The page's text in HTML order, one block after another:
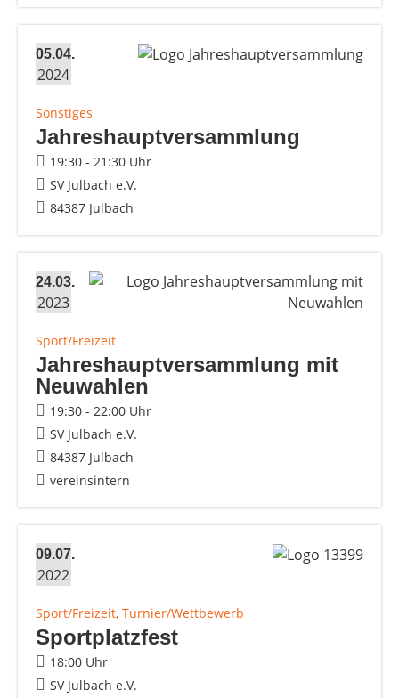
05.04.
2024
Sonstiges
Jahreshauptversammlung
19:30 - 21:30 Uhr
SV Julbach e.V.
84387 Julbach
24.03.
2023
Sport/Freizeit
Jahreshauptversammlung mit
Neuwahlen
19:30 - 22:00 Uhr
SV Julbach e.V.
84387 Julbach
vereinsintern
09.07.
2022
Sport/Freizeit, Turnier/Wettbewerb
Sportplatzfest
18:00 Uhr
SV Julbach e.V.